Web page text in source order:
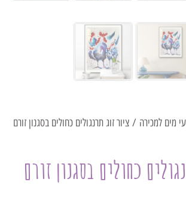
מים למכירה / ציור זוג תרנגולים כחולים בסגנון זורם
כחולים בסגנון זורם